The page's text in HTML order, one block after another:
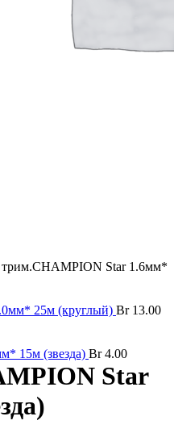
Star 1.6мм*
25м (круглый) Br13.00
15м (звезда) Br4.00
Star